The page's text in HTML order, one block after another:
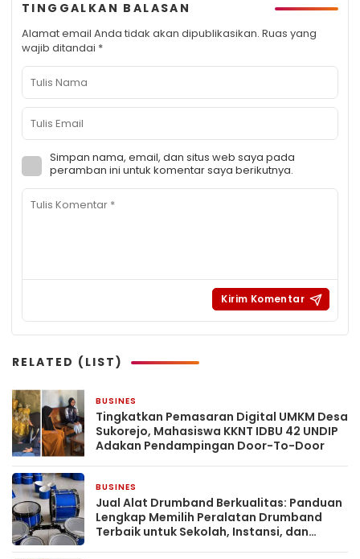
TINGGALKAN BALASAN
Alamat email Anda tidak akan dipublikasikan. Ruas yang
wajib ditandai *
Simpan nama, email, dan situs web saya pada
peramban ini untuk komentar saya berikutnya.
RELATED (LIST)
BUSINES
Tingkatkan Pemasaran Digital UMKM Desa
Sukorejo, Mahasiswa KKNT IDBU 42 UNDIP
Adakan Pendampingan Door-To-Door
BUSINES
Jual Alat Drumband Berkualitas: Panduan
Lengkap Memilih Peralatan Drumband
Terbaik untuk Sekolah, Instansi, dan